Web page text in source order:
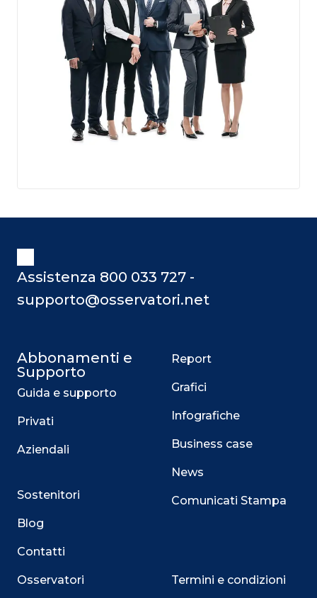
Assistenza 800 033 727 -
supporto@osservatori.net
Abbonamenti e
Supporto
Guida e supporto
Privati
Aziendali
Sostenitori
Blog
Contatti
Osservatori
Report
Grafici
Infografiche
Business case
News
Comunicati Stampa
Termini e condizioni